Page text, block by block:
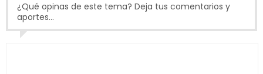
¿Qué opinas de este tema? Deja tus comentarios y
aportes...